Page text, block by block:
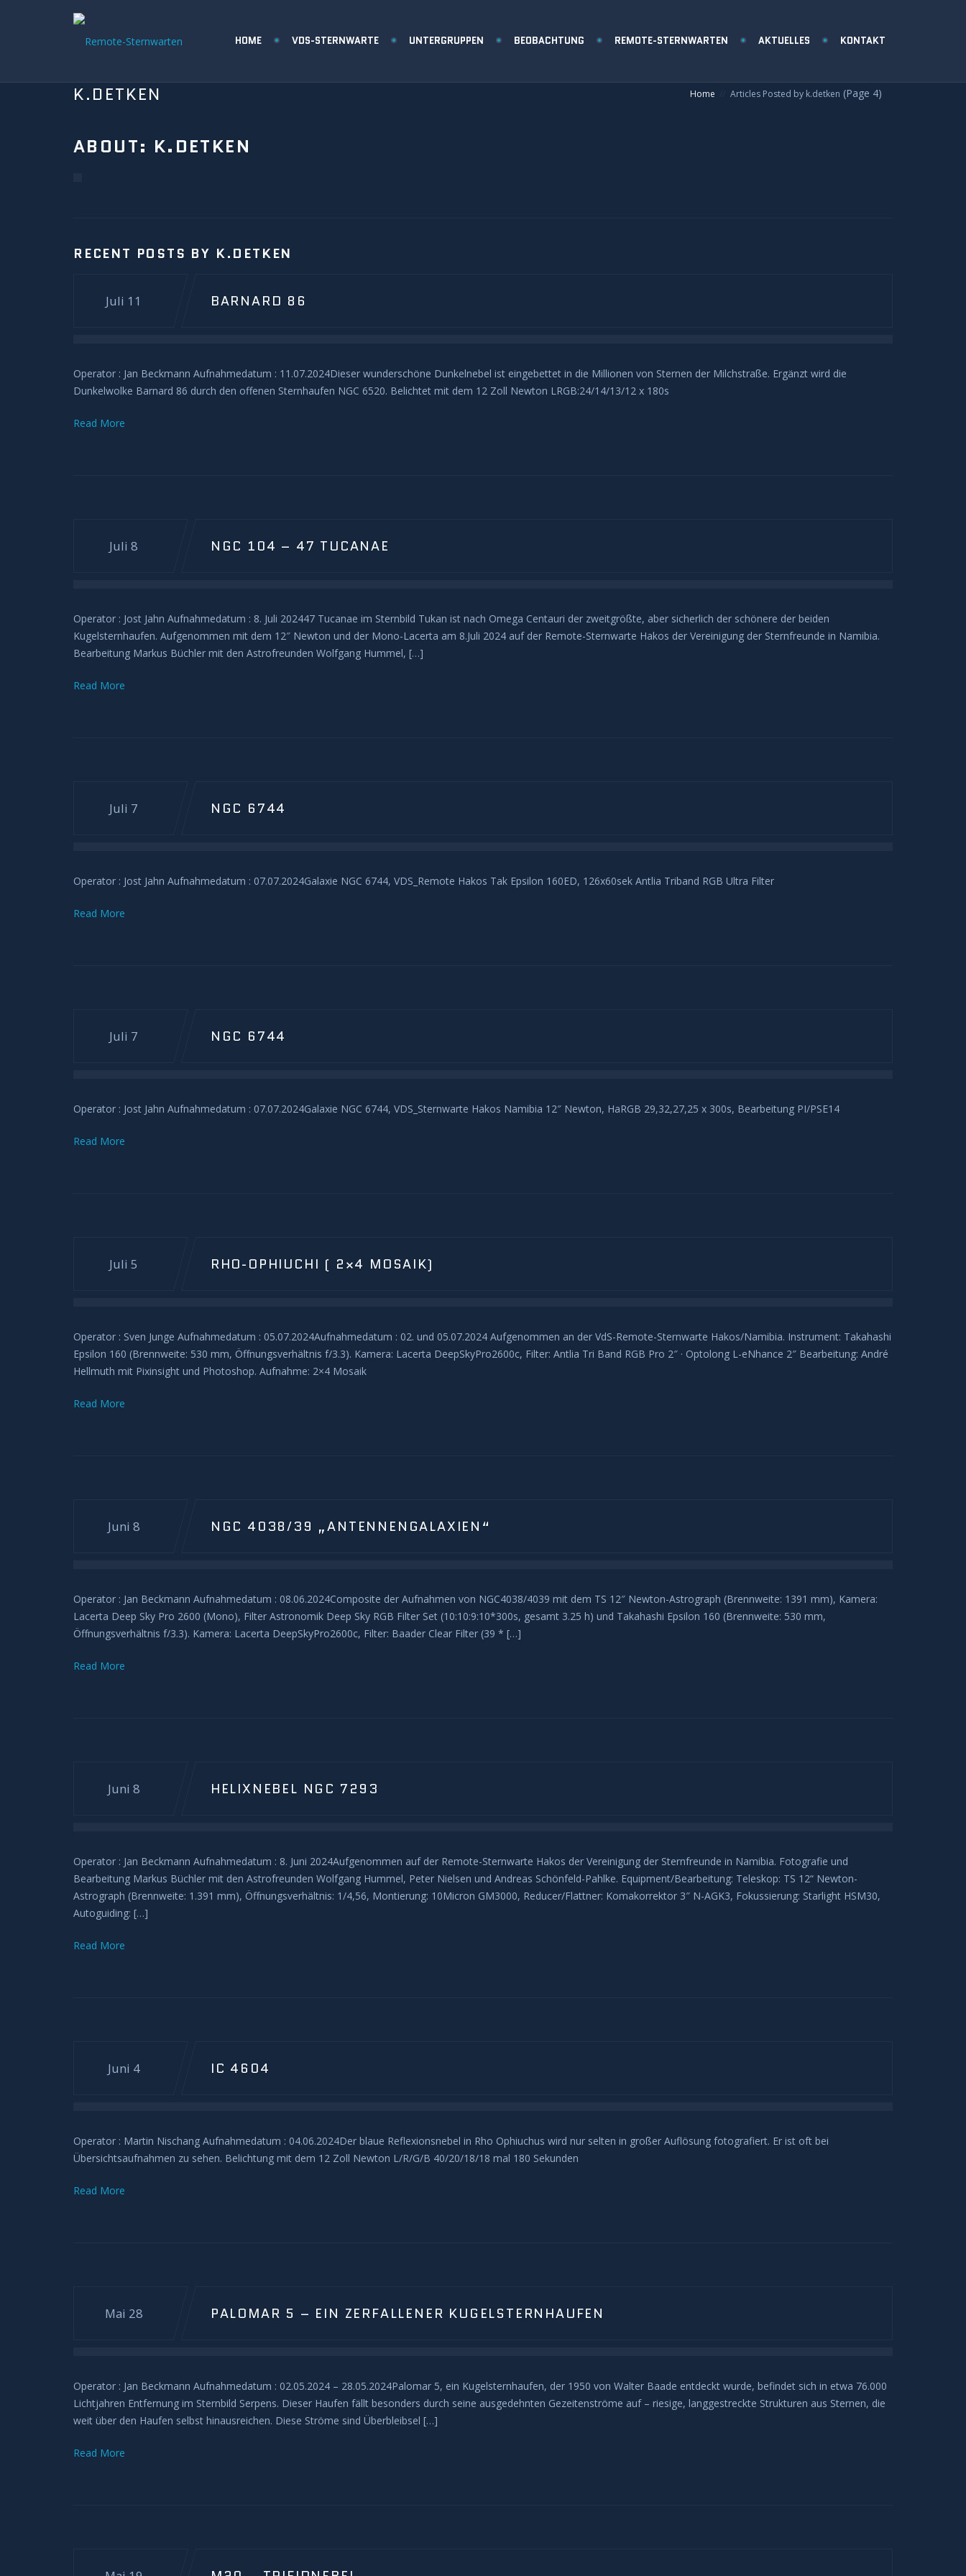
HOME VDS-STERNWARTE UNTERGRUPPEN BEOBACHTUNG REMOTE-STERNWARTEN AKTUELLES KONTAKT
K.DETKEN Home Articles Posted by k.detken (Page 4)
ABOUT: K.DETKEN
RECENT POSTS BY K.DETKEN
Juli 11 BARNARD 86
Operator : Jan Beckmann Aufnahmedatum : 11.07.2024Dieser wunderschöne Dunkelnebel ist eingebettet in die Millionen von Sternen der Milchstraße. Ergänzt wird die
Dunkelwolke Barnard 86 durch den offenen Sternhaufen NGC 6520. Belichtet mit dem 12 Zoll Newton LRGB:24/14/13/12 x 180s
Read More
Juli 8 NGC 104 – 47 TUCANAE
Operator : Jost Jahn Aufnahmedatum : 8. Juli 202447 Tucanae im Sternbild Tukan ist nach Omega Centauri der zweitgrößte, aber sicherlich der schönere der beiden
Kugelsternhaufen. Aufgenommen mit dem 12″ Newton und der Mono-Lacerta am 8.Juli 2024 auf der Remote-Sternwarte Hakos der Vereinigung der Sternfreunde in Namibia.
Bearbeitung Markus Büchler mit den Astrofreunden Wolfgang Hummel, […]
Read More
Juli 7 NGC 6744
Operator : Jost Jahn Aufnahmedatum : 07.07.2024Galaxie NGC 6744, VDS_Remote Hakos Tak Epsilon 160ED, 126x60sek Antlia Triband RGB Ultra Filter
Read More
Juli 7 NGC 6744
Operator : Jost Jahn Aufnahmedatum : 07.07.2024Galaxie NGC 6744, VDS_Sternwarte Hakos Namibia 12″ Newton, HaRGB 29,32,27,25 x 300s, Bearbeitung PI/PSE14
Read More
Juli 5 RHO-OPHIUCHI ( 2×4 MOSAIK)
Operator : Sven Junge Aufnahmedatum : 05.07.2024Aufnahmedatum : 02. und 05.07.2024 Aufgenommen an der VdS-Remote-Sternwarte Hakos/Namibia. Instrument: Takahashi
Epsilon 160 (Brennweite: 530 mm, Öffnungsverhältnis f/3.3). Kamera: Lacerta DeepSkyPro2600c, Filter: Antlia Tri Band RGB Pro 2″ · Optolong L-eNhance 2″ Bearbeitung: André
Hellmuth mit Pixinsight und Photoshop. Aufnahme: 2×4 Mosaik
Read More
Juni 8 NGC 4038/39 „ANTENNENGALAXIEN“
Operator : Jan Beckmann Aufnahmedatum : 08.06.2024Composite der Aufnahmen von NGC4038/4039 mit dem TS 12″ Newton-Astrograph (Brennweite: 1391 mm), Kamera:
Lacerta Deep Sky Pro 2600 (Mono), Filter Astronomik Deep Sky RGB Filter Set (10:10:9:10*300s, gesamt 3.25 h) und Takahashi Epsilon 160 (Brennweite: 530 mm,
Öffnungsverhältnis f/3.3). Kamera: Lacerta DeepSkyPro2600c, Filter: Baader Clear Filter (39 * […]
Read More
Juni 8 HELIXNEBEL NGC 7293
Operator : Jan Beckmann Aufnahmedatum : 8. Juni 2024Aufgenommen auf der Remote-Sternwarte Hakos der Vereinigung der Sternfreunde in Namibia. Fotografie und
Bearbeitung Markus Büchler mit den Astrofreunden Wolfgang Hummel, Peter Nielsen und Andreas Schönfeld-Pahlke. Equipment/Bearbeitung: Teleskop: TS 12“ Newton-
Astrograph (Brennweite: 1.391 mm), Öffnungsverhältnis: 1/4,56, Montierung: 10Micron GM3000, Reducer/Flattner: Komakorrektor 3″ N-AGK3, Fokussierung: Starlight HSM30,
Autoguiding: […]
Read More
Juni 4 IC 4604
Operator : Martin Nischang Aufnahmedatum : 04.06.2024Der blaue Reflexionsnebel in Rho Ophiuchus wird nur selten in großer Auflösung fotografiert. Er ist oft bei
Übersichtsaufnahmen zu sehen. Belichtung mit dem 12 Zoll Newton L/R/G/B 40/20/18/18 mal 180 Sekunden
Read More
Mai 28 PALOMAR 5 – EIN ZERFALLENER KUGELSTERNHAUFEN
Operator : Jan Beckmann Aufnahmedatum : 02.05.2024 – 28.05.2024Palomar 5, ein Kugelsternhaufen, der 1950 von Walter Baade entdeckt wurde, befindet sich in etwa 76.000
Lichtjahren Entfernung im Sternbild Serpens. Dieser Haufen fällt besonders durch seine ausgedehnten Gezeitenströme auf – riesige, langgestreckte Strukturen aus Sternen, die
weit über den Haufen selbst hinausreichen. Diese Ströme sind Überbleibsel […]
Read More